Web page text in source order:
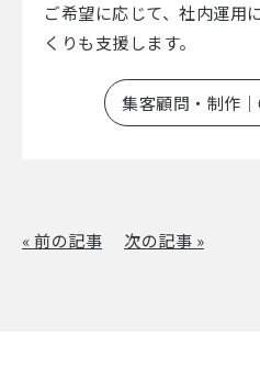
ご希望に応じて、社内運用
くりも支援します。
集客顧問・制作
« 前の記事 次の記事 »